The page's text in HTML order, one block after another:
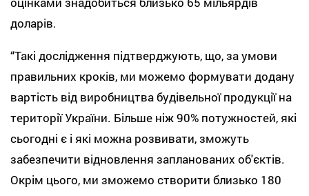
доларів.
“Такі дослідження підтверджують, що, за умови
правильних кроків, ми можемо формувати додану
вартість від виробництва будівельної продукції на
території України. Більше ніж 90% потужностей, які
сьогодні є і які можна розвивати, зможуть
забезпечити відновлення запланованих об'єктів.
Окрім цього, ми зможемо створити близько 180